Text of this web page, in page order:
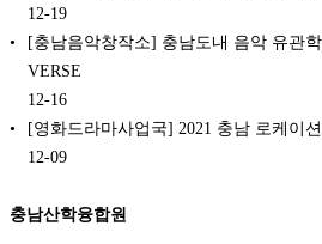
12-19
[충남음악창작소] 충남도내 음악 유관
VERSE
12-16
[영화드라마사업국] 2021 충남 로케이
12-09
충남산학융합원